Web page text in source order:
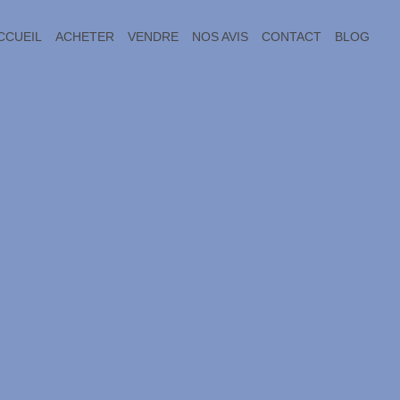
ACHETER VENDRE NOS AVIS CONTACT BLOG